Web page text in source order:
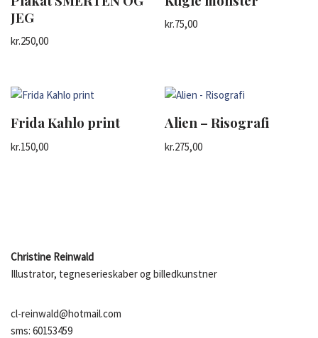
JEG
kr.250,00
kr.75,00
Frida Kahlo print
kr.150,00
Alien – Risografi
kr.275,00
Christine Reinwald
Illustrator, tegneserieskaber og billedkunstner
cl-reinwald@hotmail.com
sms: 60153459